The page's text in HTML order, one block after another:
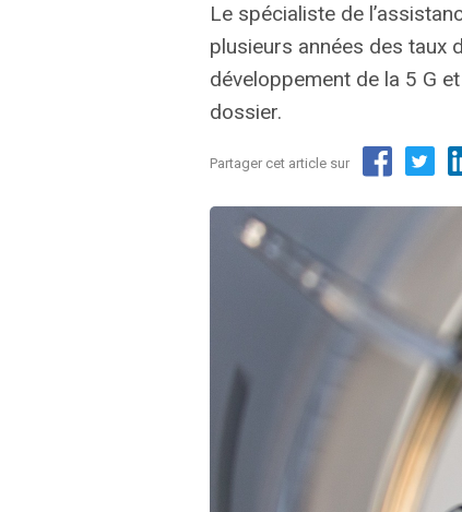
Le spécialiste de
plusieurs années des taux
développement de la 5 G
dossier.
Partager cet article sur